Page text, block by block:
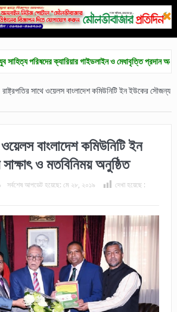
ক্যারিয়ার গাইডলাইন ও মেধাবৃত্তি প্রদান অনুষ্ঠান সম্পন্ন
রাষ্ট্রপতির সাথে ওয়েলস বাংলাদেশ কমিউনিটি ইন ইউকের সৌজন্য
ওয়েলস বাংলাদেশ কমিউনিটি ইন
ও মতবিনিময় অনুষ্ঠিত
সর্বশেষ আপডেট হয়েছে: মে ২৮, ২০১৯
দেখা হয়েছে :